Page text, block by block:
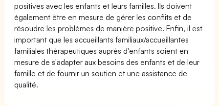
positives avec les enfants et leurs familles. Ils doivent
également être en mesure de gérer les conflits et de
résoudre les problèmes de manière positive. Enfin, il est
important que les accueillants familiaux/accueillantes
familiales thérapeutiques auprès d'enfants soient en
mesure de s'adapter aux besoins des enfants et de leur
famille et de fournir un soutien et une assistance de
qualité.